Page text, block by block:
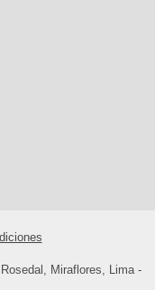
Miraflores, Lima -